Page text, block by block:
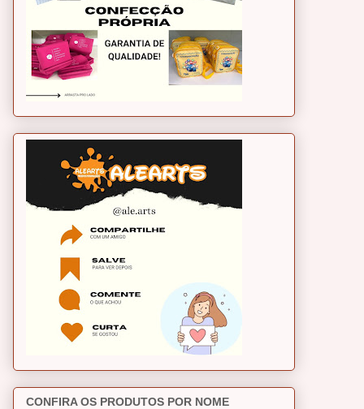
CONFIRA OS PRODUTOS POR NOME